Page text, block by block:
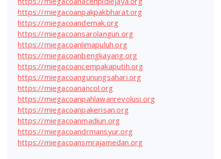
https://miegacoanpakpakbharat.org
https://miegacoandemak.org
https://miegacoansarolangun.org
https://miegacoanlimapuluh.org
https://miegacoanbengkayang.org
https://miegacoancempakaputih.org
https://miegacoangunungsahari.org
https://miegacoanancol.org
https://miegacoanpahlawanrevolusi.org
https://miegacoanpakerisan.org
https://miegacoanmadiun.org
https://miegacoandrmansyur.org
https://miegacoansmrajamedan.org